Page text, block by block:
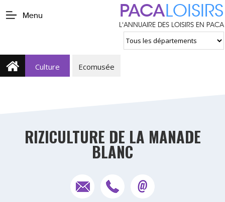
Menu PACALOISIRS
L'ANNUAIRE DES LOISIRS EN PACA
Culture Ecomusée
RIZICULTURE DE LA MANADE
BLANC